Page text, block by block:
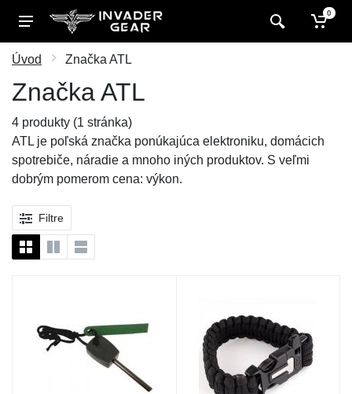
0
Úvod Značka ATL
Značka ATL
4 produkty (1 stránka)
ATL je poľská značka ponúkajúca elektroniku, domácich
spotrebiče, náradie a mnoho iných produktov. S veľmi
dobrým pomerom cena: výkon.
Filtre